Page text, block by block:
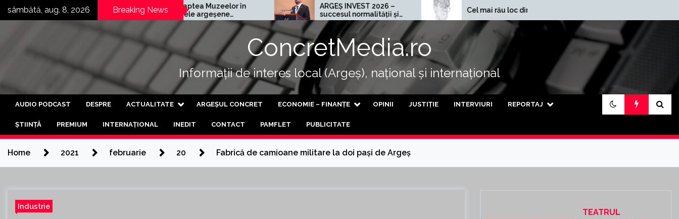
Skipsâmbătă, aug. 8, 2026 Breaking News
germană
și-a deschis a
din Curtea
Noaptea Muzeelor în
satele argeșene
Mârghia de Jos și
Mârghia de Sus
ARGEȘ INVEST 2026 –
succesul normalității și
al progresului
Cel mai rău loc din lume
pensii din țară
ConcretMedia.ro
Informații de interes local (Argeș), național și internațional
AUDIO PODCAST DESPRE ACTUALITATE ARGEȘUL CONCRET ECONOMIE – FINANȚE OPINII JUSTIȚIE INTERVIURI REPORTAJ
ȘTIINȚĂ PREMIUM INTERNAȚIONAL INEDIT CONTACT PAMFLET PUBLICITATE
Home 2021 februarie 20 Fabrică de camioane militare la doi pași de Argeș
Industrie
TEATRUL